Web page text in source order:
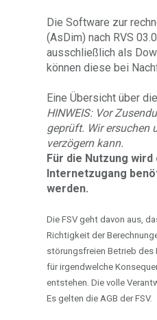
Die Software zur
(AsDim) nach RVS
ausschließlich als
können diese bei
Eine Übersicht über
HINWEIS: Vor
geprüft. Wir ersuchen
verzögern kann.
Für die Nutzung
Internetzugang
werden.
Die FSV geht davon aus,
Richtigkeit der
störungsfreien Betrieb des
für irgendwelche
entstehen. Die volle
Es gelten die AGB der FSV.